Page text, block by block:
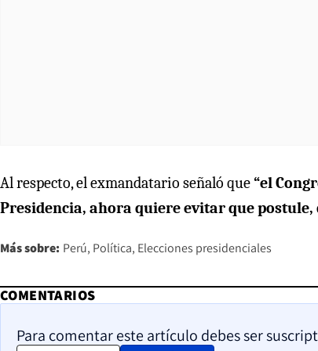
Al respecto, el exmandatario señaló que“el
Presidencia, ahora quiere evitar que postule,
Más sobre: Perú Política Elecciones presidenciales
COMENTARIOS
Para comentar este artículo debes ser